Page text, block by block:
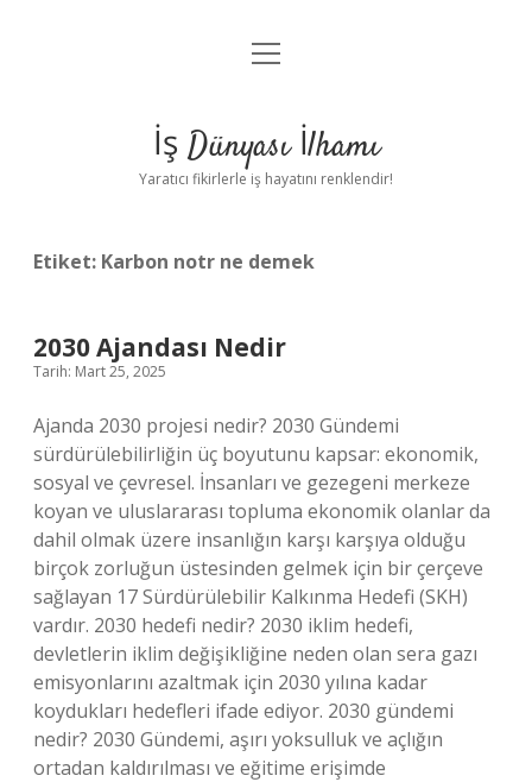
Anasayfa
Yasal Uyarı
menüyü
İş Dünyası İlhamı
Yaratıcı fikirlerle iş hayatını renklendir!
Etiket: Karbon notr ne demek
2030 Ajandası Nedir
Tarih: Mart 25, 2025
Ajanda 2030 projesi nedir? 2030 Gündemi
sürdürülebilirliğin üç boyutunu kapsar: ekonomik,
sosyal ve çevresel. İnsanları ve gezegeni merkeze
koyan ve uluslararası topluma ekonomik olanlar da
dahil olmak üzere insanlığın karşı karşıya olduğu
birçok zorluğun üstesinden gelmek için bir çerçeve
sağlayan 17 Sürdürülebilir Kalkınma Hedefi (SKH)
vardır. 2030 hedefi nedir? 2030 iklim hedefi,
devletlerin iklim değişikliğine neden olan sera gazı
emisyonlarını azaltmak için 2030 yılına kadar
koydukları hedefleri ifade ediyor. 2030 gündemi
nedir? 2030 Gündemi, aşırı yoksulluk ve açlığın
ortadan kaldırılması ve eğitime erişimde